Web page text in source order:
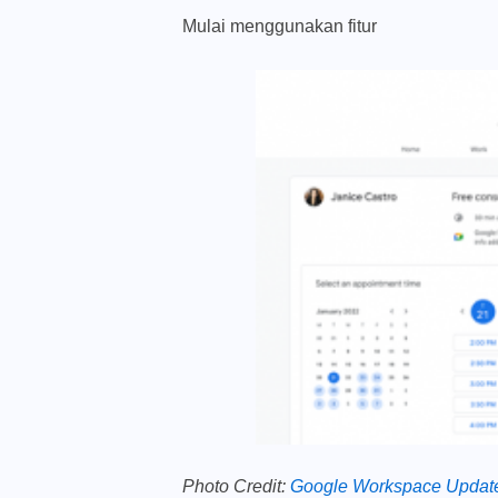
Mulai menggunakan fitur
Photo Credit: Google Workspace